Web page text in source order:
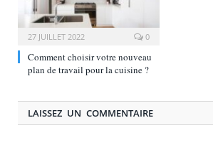
27 JUILLET 2022 0
Comment choisir votre nouveau
plan de travail pour la cuisine ?
LAISSEZ UN COMMENTAIRE